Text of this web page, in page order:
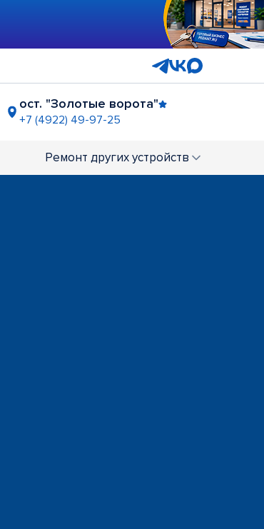
ост. "Золотые ворота"
+7 (4922) 49-97-25
Ремонт других устройств